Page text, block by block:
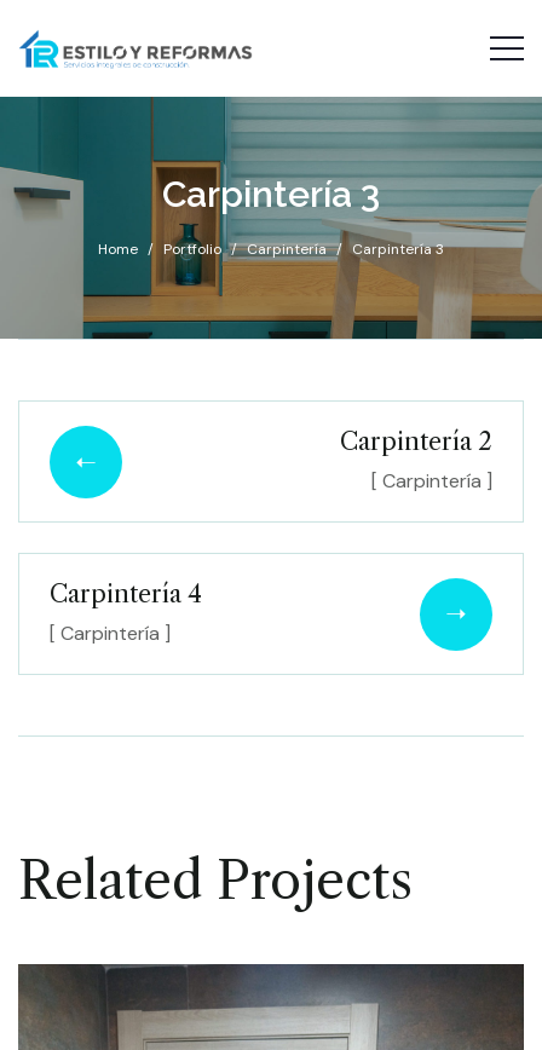
Carpintería 3
Home Portfolio Carpintería Carpintería 3
Carpintería 2
[ Carpintería ]
Carpintería 4
[ Carpintería ]
Related Projects